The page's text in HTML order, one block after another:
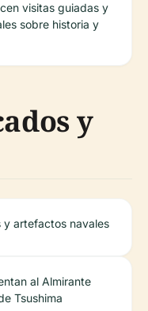
visitas guiadas y
sobre historia y
y
y artefactos navales
al Almirante
Tsushima